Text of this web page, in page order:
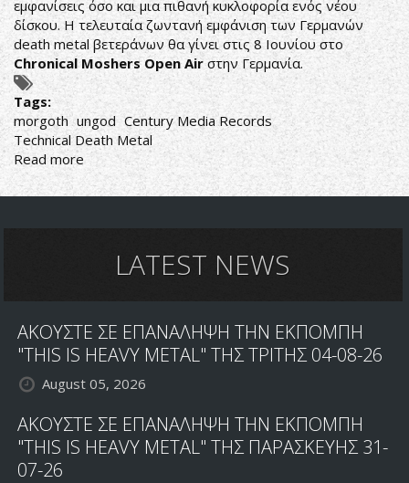
εμφανίσεις όσο και μια πιθανή κυκλοφορία ενός νέου
δίσκου. Η τελευταία ζωντανή εμφάνιση των Γερμανών
death metal βετεράνων θα γίνει στις 8 Ιουνίου στο
Chronical Moshers Open Air στην Γερμανία.
Tags:
morgoth ungod Century Media Records
Technical Death Metal
Read more about
ΣΤΟΝ
ΠΑΓΟ
MORGOTH
LATEST NEWS
ΑΚΟΥΣΤΕ ΣΕ ΕΠΑΝΑΛΗΨΗ ΤΗΝ ΕΚΠΟΜΠΗ
"THIS IS HEAVY METAL" ΤΗΣ ΤΡΙΤΗΣ 04-08-26
August 05, 2026
ΑΚΟΥΣΤΕ ΣΕ ΕΠΑΝΑΛΗΨΗ ΤΗΝ ΕΚΠΟΜΠΗ
"THIS IS HEAVY METAL" ΤΗΣ ΠΑΡΑΣΚΕΥΗΣ 31-
07-26